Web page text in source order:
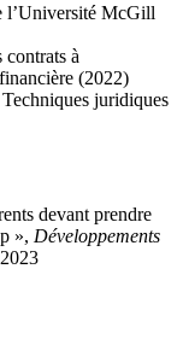
l’Université McGill
à
(2022)
juridiques
devant prendre
», Développements